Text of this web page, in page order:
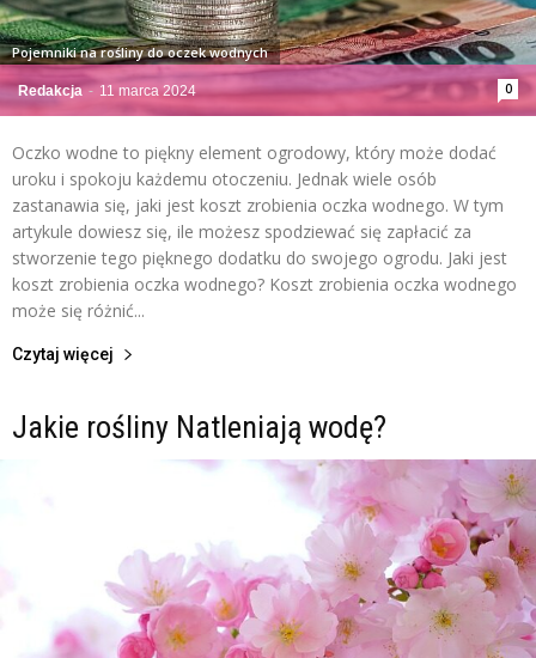
Redakcja - 11 marca 2024 0
Pojemniki na rośliny do oczek wodnych
Oczko wodne to piękny element ogrodowy, który może dodać
uroku i spokoju każdemu otoczeniu. Jednak wiele osób
zastanawia się, jaki jest koszt zrobienia oczka wodnego. W tym
artykule dowiesz się, ile możesz spodziewać się zapłacić za
stworzenie tego pięknego dodatku do swojego ogrodu. Jaki jest
koszt zrobienia oczka wodnego? Koszt zrobienia oczka wodnego
może się różnić...
Czytaj więcej
Jakie rośliny Natleniają wodę?